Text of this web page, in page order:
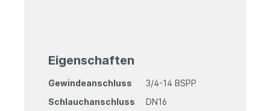
Eigenschaften
Gewindeanschluss
3/4-14 BSPP
Schlauchanschluss
DN16